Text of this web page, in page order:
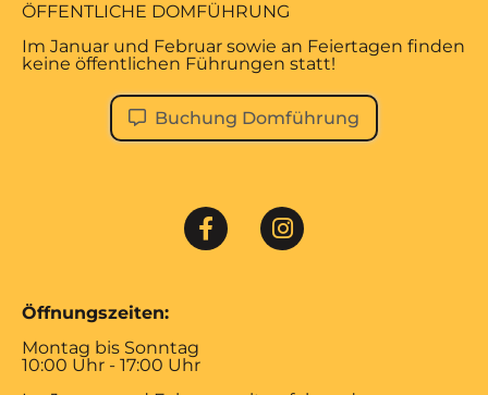
ÖFFENTLICHE DOMFÜHRUNG
Im Januar und Februar sowie an Feiertagen finden
keine öffentlichen Führungen statt!
Buchung Domführung
Öffnungszeiten:
Montag bis Sonntag
10:00 Uhr - 17:00 Uhr